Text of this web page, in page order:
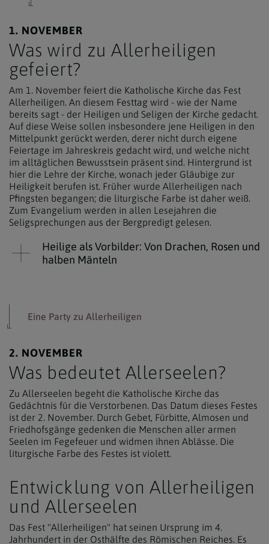
1. NOVEMBER
Was wird zu Allerheiligen
gefeiert?
Am 1. November feiert die Katholische Kirche das Fest
Allerheiligen. An diesem Festtag wird - wie der Name
bereits sagt - der Heiligen und Seligen der Kirche gedacht.
Auf diese Weise sollen insbesondere jene Heiligen in den
Mittelpunkt gerückt werden, derer nicht durch eigene
Feiertage im Jahreskreis gedacht wird, und welche nicht
im alltäglichen Bewusstsein präsent sind. Hintergrund ist
hier die Lehre der Kirche, wonach jeder Gläubige zur
Heiligkeit berufen ist. Früher wurde Allerheiligen nach
Pfingsten begangen; die liturgische Farbe ist daher weiß.
Zum Evangelium werden in allen Lesejahren die
Seligsprechungen aus der Bergpredigt gelesen.
Heilige als Vorbilder: Von Drachen, Rosen und
halben Mänteln
Eine Party zu Allerheiligen
2. NOVEMBER
Was bedeutet Allerseelen?
Zu Allerseelen begeht die Katholische Kirche das
Gedächtnis für die Verstorbenen. Das Datum dieses Festes
ist der 2. November. Durch Gebet, Fürbitte, Almosen und
Friedhofsgänge gedenken die Menschen aller armen
Seelen im Fegefeuer und widmen ihnen Ablässe. Die
liturgische Farbe des Festes ist violett.
Entwicklung von Allerheiligen
und Allerseelen
Das Fest "Allerheiligen" hat seinen Ursprung im 4.
Jahrhundert in der Osthälfte des Römischen Reiches. Es